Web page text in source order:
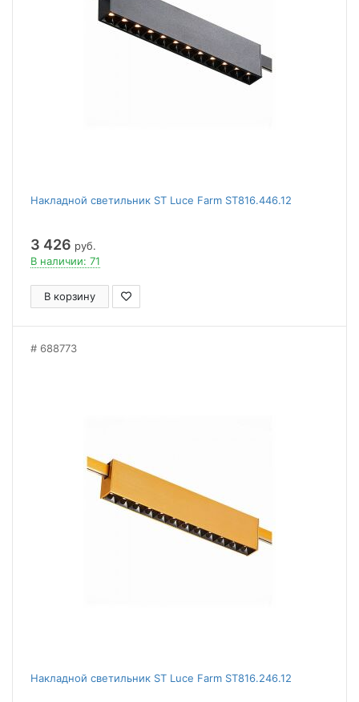
Накладной светильник ST Luce Farm ST816.446.12
3 426 руб.
В наличии: 71
В корзину
688773
Накладной светильник ST Luce Farm ST816.246.12